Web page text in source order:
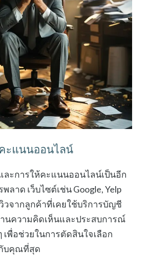
ะแนนออนไลน์
ละการให้คะแนนออนไลน์เป็นอีก
าด เว็บไซต์เช่น Google, Yelp
วจากลูกค้าที่เคยใช้บริการบัญชี
นความคิดเห็นและประสบการณ์
พื่อช่วยในการตัดสินใจเลือก
บคุณที่สุด